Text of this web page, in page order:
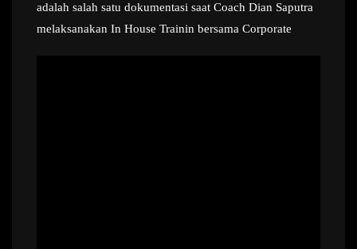
adalah salah satu dokumentasi saat Coach Dian Saputra
melaksanakan In House Trainin bersama Corporate